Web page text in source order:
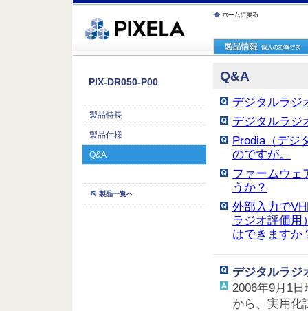
繝ｳ繧ｯ縺ｧ縺吶�
PIX-DR050-P00
製品特長
製品仕様
Q&A
製品一覧へ
Q&A
デジタルラジ
デジタルラジ
Prodia（デジ
のですが。
ファームウェ
うか？
外部入力で
ラジオ評価用
はできますか
デジタルラジ
2006年9月1
から、実用化